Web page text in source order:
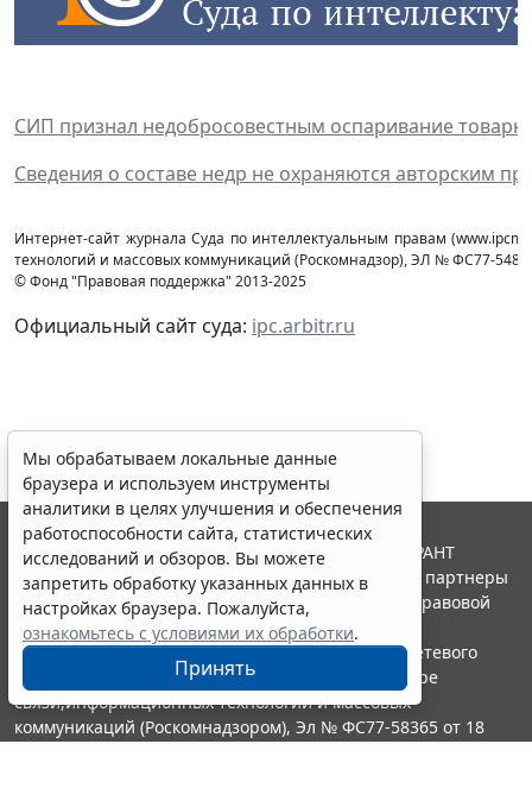
СИП признал недобросовестным оспаривание
Сведения о составе недр не охраняются авторским
Интернет-сайт журнала Суда по интеллектуальным правам
технологий и массовых коммуникаций (Роcкомнадзор), ЭЛ № ФС77-
© Фонд "Правовая поддержка" 2013-2025
Официальный сайт суда: ipc.arbitr.ru
Мы обрабатываем локальные данные
браузера и используем инструменты
аналитики в целях улучшения и обеспечения
работоспособности сайта, статистических
исследований и обзоров. Вы можете
запретить обработку указанных данных в
настройках браузера. Пожалуйста,
ознакомьтесь с условиями их обработки.
Принять
© ООО "НПП "ГАРАНТ-СЕРВИС", 2026. Система ГАРАНТ
выпускается с 1990 года. Компания "Гарант" и ее партнеры
являются участниками Российской ассоциации правовой
информации ГАРАНТ.
Портал ГАРАНТ.РУ зарегистрирован в качестве сетевого
издания Федеральной службой по надзору в сфере
связи,информационных технологий и массовых
коммуникаций (Роскомнадзором), Эл № ФС77-58365 от 18